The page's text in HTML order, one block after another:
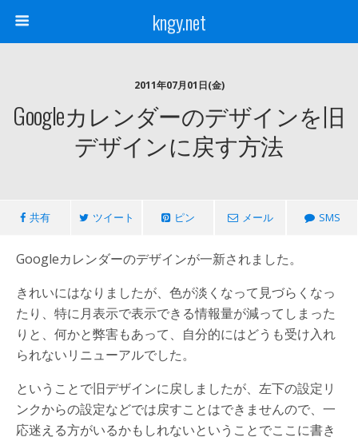
kngy.net
2011年07月01日(金)
Googleカレンダーのデザインを旧
デザインに戻す方法
共有 ツイート ピン メール SMS
Googleカレンダーのデザインが一新されました。
きれいにはなりましたが、色が淡くなって見づらくなっ
たり、特に月表示で表示できる情報量が減ってしまった
りと、何かと弊害もあって、自分的にはどうも受け入れ
られないリニューアルでした。
ということで旧デザインに戻しましたが、左下の設定リ
ンクからの設定などでは戻すことはできませんので、一
応迷える方がいるかもしれないということでここに書き